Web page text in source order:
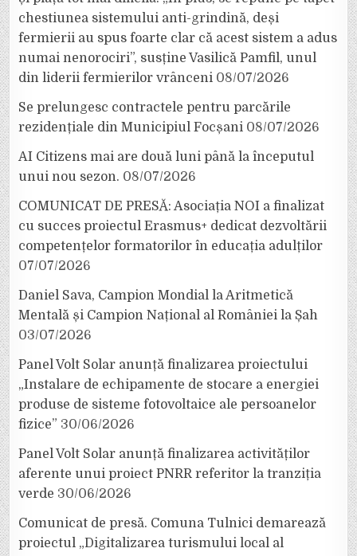
chestiunea sistemului anti-grindină, deși
fermierii au spus foarte clar că acest sistem a adus
numai nenorociri”, susține Vasilică Pamfil, unul
din liderii fermierilor vrânceni 08/07/2026
Se prelungesc contractele pentru parcările
rezidențiale din Municipiul Focșani 08/07/2026
AI Citizens mai are două luni până la începutul
unui nou sezon. 08/07/2026
COMUNICAT DE PRESĂ: Asociația NOI a finalizat
cu succes proiectul Erasmus+ dedicat dezvoltării
competențelor formatorilor în educația adulților
07/07/2026
Daniel Sava, Campion Mondial la Aritmetică
Mentală și Campion Național al României la Șah
03/07/2026
Panel Volt Solar anunță finalizarea proiectului
„Instalare de echipamente de stocare a energiei
produse de sisteme fotovoltaice ale persoanelor
fizice” 30/06/2026
Panel Volt Solar anunță finalizarea activităților
aferente unui proiect PNRR referitor la tranziția
verde 30/06/2026
Comunicat de presă. Comuna Tulnici demarează
proiectul „Digitalizarea turismului local al